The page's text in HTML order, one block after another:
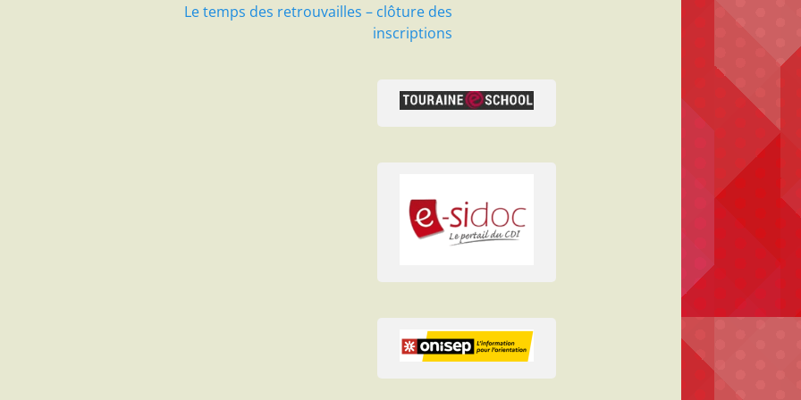
Le temps des retrouvailles – clôture des
inscriptions